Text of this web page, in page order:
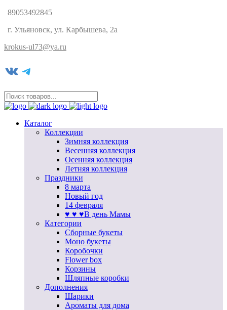
89053492845
г. Ульяновск, ул. Карбышева, 2а
krokus-ul73@ya.ru
VK Telegram
Каталог
Коллекции
Зимняя коллекция
Весенняя коллекция
Осенняя коллекция
Летняя коллекция
Праздники
8 марта
Новый год
14 февраля
♥ ♥ ♥В день Мамы
Категории
Сборные букеты
Моно букеты
Коробочки
Flower box
Корзины
Шляпные коробки
Дополнения
Шарики
Ароматы для дома